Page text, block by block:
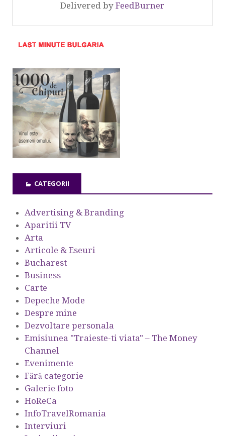
Delivered by FeedBurner
CATEGORII
Advertising & Branding
Aparitii TV
Arta
Articole & Eseuri
Bucharest
Business
Carte
Depeche Mode
Despre mine
Dezvoltare personala
Emisiunea "Traieste-ti viata" – The Money
Channel
Evenimente
Fără categorie
Galerie foto
HoReCa
InfoTravelRomania
Interviuri